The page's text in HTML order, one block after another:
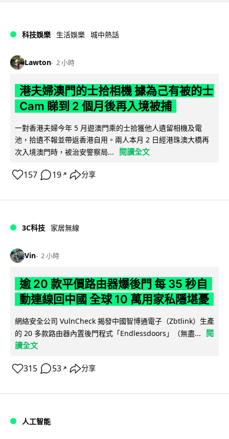
科技娛樂 生活娛樂 城中熱話
Lawton 2 小時
港夫婦澳門的士拾相機 據為己有被的士
Cam 睇到 2 個月後再入境被捕
一對香港夫婦今年 5 月遊澳門乘的士拾獲他人遺留相機及電
池，拾遺不報並帶返香港自用。兩人本月 2 日經港珠澳大橋再
次入境澳門時，被治安警察局...
閱讀全文
157 19 ↗ 分享
3C科技 家居無線
Vin 2 小時
逾 20 款平價路由器爆後門 每 35 秒自
動連線回中國 全球 10 萬用家私隱堪憂
網絡安全公司 VulnCheck 揭發中國智博通電子（Zbtlink）生產
的 20 多款路由器內置後門程式「Endlessdoors」（無盡...
閱
讀全文
315 53 ↗ 分享
人工智能